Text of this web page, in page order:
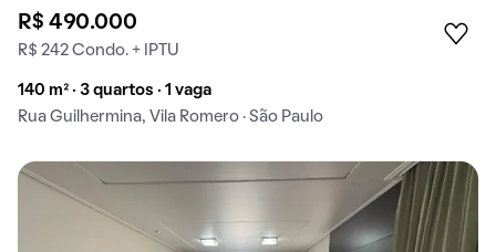
R$ 490.000
R$ 242 Condo. + IPTU
140 m² · 3 quartos · 1 vaga
Rua Guilhermina, Vila Romero · São Paulo